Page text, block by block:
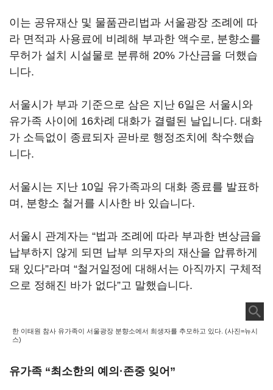
이는 공유재산 및 물품관리법과 서울광장 조례에 따
라 면적과 사용료에 비례해 부과한 액수로, 분향소를
무허가 설치 시설물로 분류해 20% 가산금을 더했습
니다.
서울시가 부과 기준으로 삼은 지난 6일은 서울시와
유가족 사이에 16차례 대화가 결렬된 날입니다. 대화
가 소득없이 종료되자 곧바로 행정조치에 착수했습
니다.
서울시는 지난 10일 유가족과의 대화 종료를 발표하
며, 분향소 철거를 시사한 바 있습니다.
서울시 관계자는 “법과 조례에 따라 부과한 변상금을
납부하지 않게 되면 납부 의무자의 재산을 압류하게
돼 있다”라며 “철거일정에 대해서는 아직까지 구체적
으로 정해진 바가 없다”고 말했습니다.
한 이태원 참사 유가족이 서울광장 분향소에서 희생자를 추모하고 있다. (사진=뉴시
스)
유가족 “최소한의 예의·존중 잊어”